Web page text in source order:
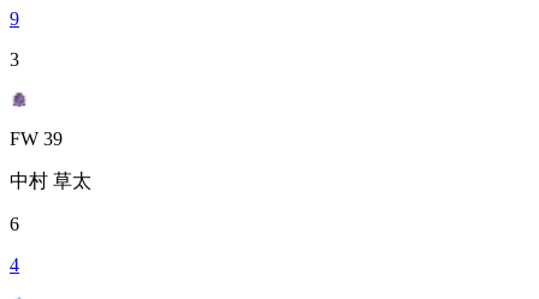
9
3
FW 39
中村 草太
6
4